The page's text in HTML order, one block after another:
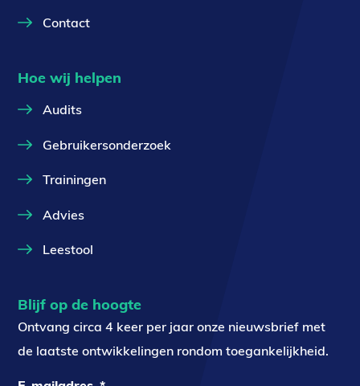
Contact
Hoe wij helpen
Audits
Gebruikersonderzoek
Trainingen
Advies
Leestool
Blijf op de hoogte
Ontvang circa 4 keer per jaar onze nieuwsbrief met
de laatste ontwikkelingen rondom toegankelijkheid.